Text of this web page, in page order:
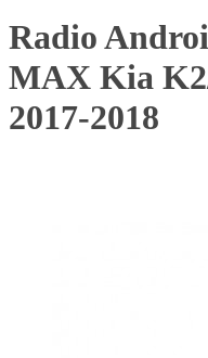
Radio
MAX Kia
2017-2018